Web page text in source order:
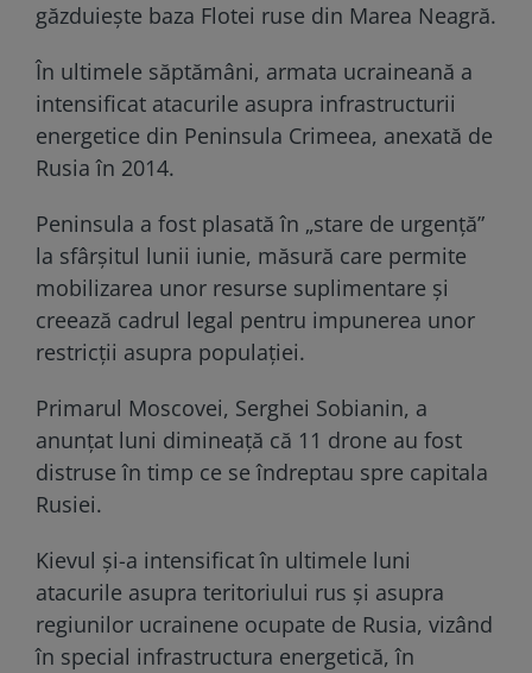
găzduiește baza Flotei ruse din Marea Neagră.
În ultimele săptămâni, armata ucraineană a
intensificat atacurile asupra infrastructurii
energetice din Peninsula Crimeea, anexată de
Rusia în 2014.
Peninsula a fost plasată în „stare de urgență”
la sfârșitul lunii iunie, măsură care permite
mobilizarea unor resurse suplimentare și
creează cadrul legal pentru impunerea unor
restricții asupra populației.
Primarul Moscovei, Serghei Sobianin, a
anunțat luni dimineață că 11 drone au fost
distruse în timp ce se îndreptau spre capitala
Rusiei.
Kievul și-a intensificat în ultimele luni
atacurile asupra teritoriului rus și asupra
regiunilor ucrainene ocupate de Rusia, vizând
în special infrastructura energetică, în